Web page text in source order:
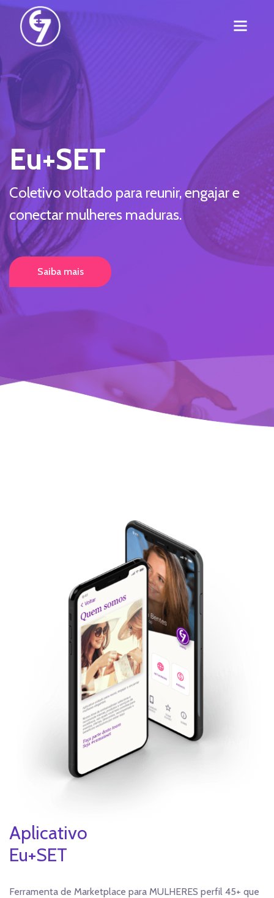
Eu+SET
Coletivo voltado para reunir, engajar e
conectar mulheres maduras.
Aplicativo
Eu+SET
Ferramenta de Marketplace para MULHERES perfil 45+ que